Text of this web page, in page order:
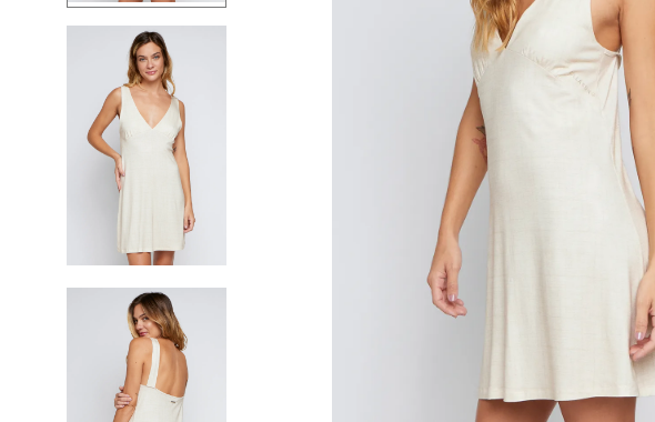
carteira
mochila
chinelo